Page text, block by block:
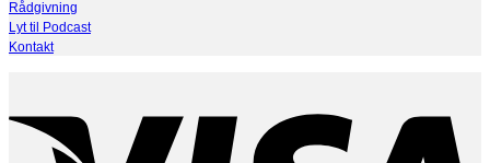
Lyt til Podcast
Kontakt